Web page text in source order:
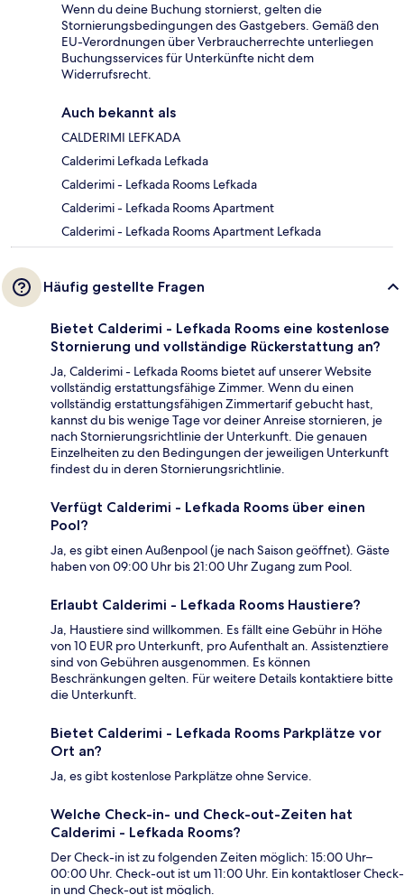
Wenn du deine Buchung stornierst, gelten die
Stornierungsbedingungen des Gastgebers. Gemäß den
EU-Verordnungen über Verbraucherrechte unterliegen
Buchungsservices für Unterkünfte nicht dem
Widerrufsrecht.
Auch bekannt als
CALDERIMI LEFKADA
Calderimi Lefkada Lefkada
Calderimi - Lefkada Rooms Lefkada
Calderimi - Lefkada Rooms Apartment
Calderimi - Lefkada Rooms Apartment Lefkada
Häufig gestellte Fragen
Bietet Calderimi - Lefkada Rooms eine kostenlose
Stornierung und vollständige Rückerstattung an?
Ja, Calderimi - Lefkada Rooms bietet auf unserer Website
vollständig erstattungsfähige Zimmer. Wenn du einen
vollständig erstattungsfähigen Zimmertarif gebucht hast,
kannst du bis wenige Tage vor deiner Anreise stornieren, je
nach Stornierungsrichtlinie der Unterkunft. Die genauen
Einzelheiten zu den Bedingungen der jeweiligen Unterkunft
findest du in deren Stornierungsrichtlinie.
Verfügt Calderimi - Lefkada Rooms über einen
Pool?
Ja, es gibt einen Außenpool (je nach Saison geöffnet). Gäste
haben von 09:00 Uhr bis 21:00 Uhr Zugang zum Pool.
Erlaubt Calderimi - Lefkada Rooms Haustiere?
Ja, Haustiere sind willkommen. Es fällt eine Gebühr in Höhe
von 10 EUR pro Unterkunft, pro Aufenthalt an. Assistenztiere
sind von Gebühren ausgenommen. Es können
Beschränkungen gelten. Für weitere Details kontaktiere bitte
die Unterkunft.
Bietet Calderimi - Lefkada Rooms Parkplätze vor
Ort an?
Ja, es gibt kostenlose Parkplätze ohne Service.
Welche Check-in- und Check-out-Zeiten hat
Calderimi - Lefkada Rooms?
Der Check-in ist zu folgenden Zeiten möglich: 15:00 Uhr–
00:00 Uhr. Check-out ist um 11:00 Uhr. Ein kontaktloser Check-
in und Check-out ist möglich.